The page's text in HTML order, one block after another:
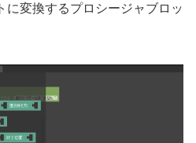
に変換するプロシージャブロッ